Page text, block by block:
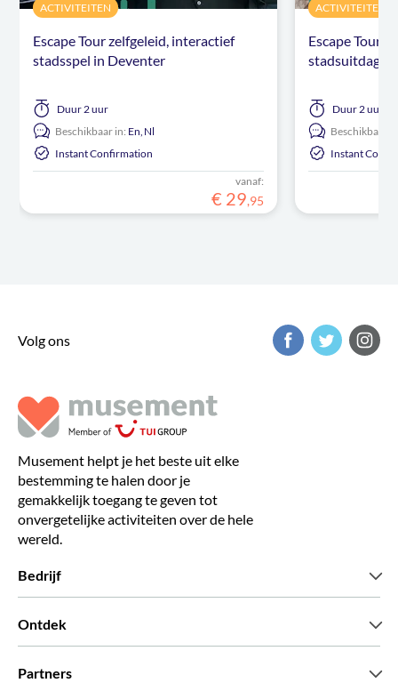
ACTIVITEITEN
Escape Tour zelfgeleid, interactief
stadsspel in Deventer
Duur 2 uur
Beschikbaar in: En,Nl
Instant Confirmation
vanaf:
€ 29,95
ACTIVITEITEN
Escape Tour
Duur 2 uur
Beschikbaar
Instant
Volg ons
Musement helpt je het beste uit elke
bestemming te halen door je
gemakkelijk toegang te geven tot
onvergetelijke activiteiten over de hele
wereld.
Bedrijf
Ontdek
Partners